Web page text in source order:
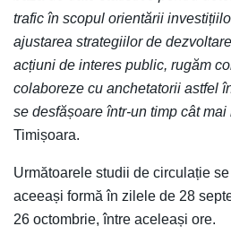
trafic în scopul orientării
ajustarea strategiilor de
acțiuni de interes public, rugăm
colaboreze cu anchetatorii astfel
se desfășoare într-un timp cât mai
Timișoara.
Următoarele studii de circulație
aceeași formă în zilele de 28
26 octombrie, între aceleași ore.